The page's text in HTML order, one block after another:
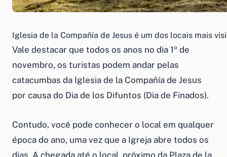
Iglesia de la Compañía de Jesus é um dos locais mais
Vale destacar que todos os anos no dia 1º de
novembro, os turistas podem andar pelas
catacumbas da Iglesia de la Compañía de Jesus
por causa do Dia de los Difuntos (Dia de Finados).
Contudo, você pode conhecer o local em qualquer
época do ano, uma vez que a Igreja abre todos os